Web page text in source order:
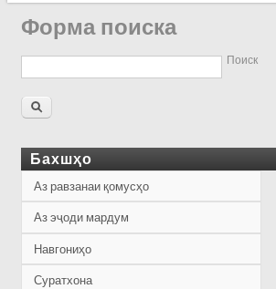
Форма поиска
Поиск
Бахшҳо
Аз равзанаи қомусҳо
Аз эҷоди мардум
Навгониҳо
Суратхона